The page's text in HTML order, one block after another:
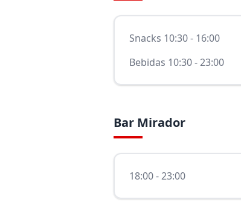
Snacks 10:30 - 16:00
Bebidas 10:30 - 23:00
Bar Mirador
18:00 - 23:00